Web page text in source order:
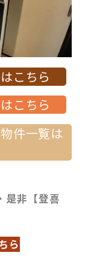
こちら
こちら
件一覧は
是非【登喜
ら